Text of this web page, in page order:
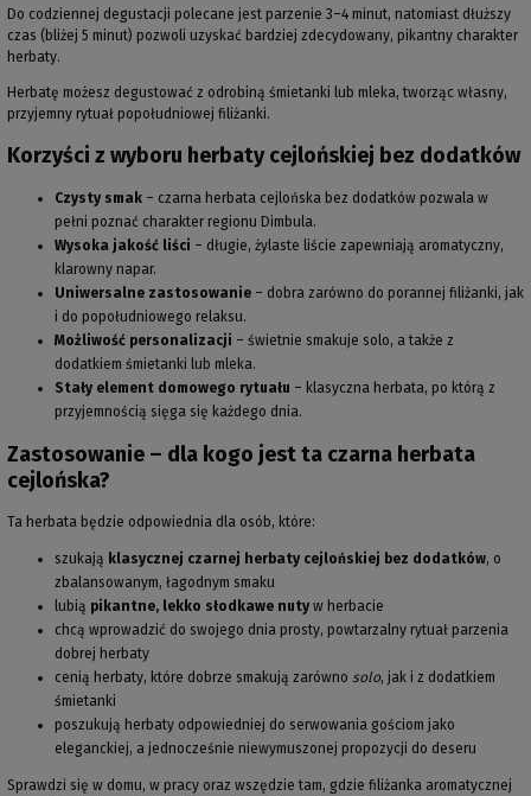
Do codziennej degustacji polecane jest parzenie 3–4 minut, natomiast dłuższy
czas (bliżej 5 minut) pozwoli uzyskać bardziej zdecydowany, pikantny charakter
herbaty.
Herbatę możesz degustować z odrobiną śmietanki lub mleka, tworząc własny,
przyjemny rytuał popołudniowej filiżanki.
Korzyści z wyboru herbaty cejlońskiej bez dodatków
Czysty smak – czarna herbata cejlońska bez dodatków pozwala w
pełni poznać charakter regionu Dimbula.
Wysoka jakość liści – długie, żylaste liście zapewniają aromatyczny,
klarowny napar.
Uniwersalne zastosowanie – dobra zarówno do porannej filiżanki, jak
i do popołudniowego relaksu.
Możliwość personalizacji – świetnie smakuje solo, a także z
dodatkiem śmietanki lub mleka.
Stały element domowego rytuału – klasyczna herbata, po którą z
przyjemnością sięga się każdego dnia.
Zastosowanie – dla kogo jest ta czarna herbata
cejlońska?
Ta herbata będzie odpowiednia dla osób, które:
szukają klasycznej czarnej herbaty cejlońskiej bez dodatków, o
zbalansowanym, łagodnym smaku
lubią pikantne, lekko słodkawe nuty w herbacie
chcą wprowadzić do swojego dnia prosty, powtarzalny rytuał parzenia
dobrej herbaty
cenią herbaty, które dobrze smakują zarówno solo, jak i z dodatkiem
śmietanki
poszukują herbaty odpowiedniej do serwowania gościom jako
eleganckiej, a jednocześnie niewymuszonej propozycji do deseru
Sprawdzi się w domu, w pracy oraz wszędzie tam, gdzie filiżanka aromatycznej